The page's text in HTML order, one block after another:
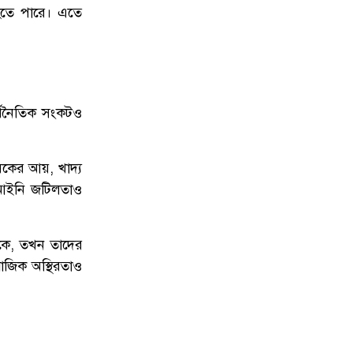
পারে। এতে
সংকটও
আয়, খাদ্য
জটিলতাও
তখন তাদের
অস্থিরতাও